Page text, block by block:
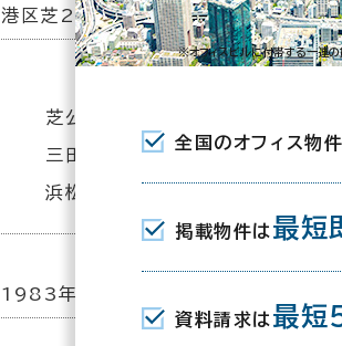
港区芝2-16-1
芝公園駅(都営三田線) A1口 4分
三田駅(都営浅草線･三田線)
浜松町駅(JR) 金杉橋口 10分
1983年 2月
※オフィスビルに付帯する一連
全国のオフィス物
掲載物件は 最短
資料請求は 最短